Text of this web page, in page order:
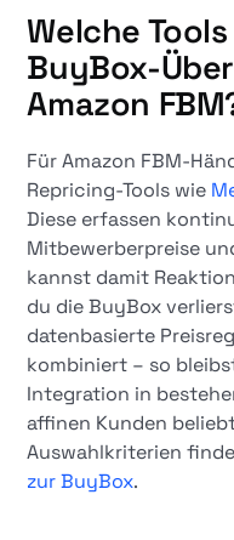
Welche
BuyBox-
Amazon
Für Amazon FBM-
Repricing-Tools wie
Diese erfassen
Mitbewerberpreise
kannst damit
du die BuyBox
datenbasierte
kombiniert – so
Integration in
affinen Kunden
Auswahlkriterien
zur BuyBox.